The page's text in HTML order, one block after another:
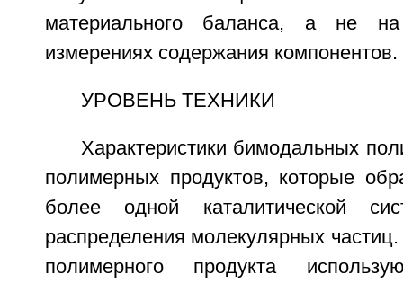
материального баланса, а не на
измерениях содержания компонентов.
УРОВЕНЬ ТЕХНИКИ
Характеристики бимодальных
полимерных продуктов, которые
более одной каталитической
распределения молекулярных
полимерного продукта